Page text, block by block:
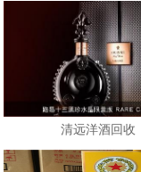
清远洋酒回收